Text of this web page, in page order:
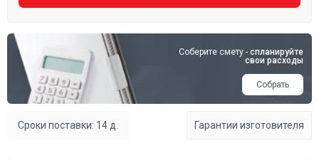
Соберите смету - спланируйте
свои расходы
Собрать
Сроки поставки: 14 д. Гарантии изготовителя